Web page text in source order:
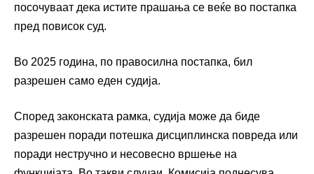
посочуваат дека истите прашања се веќе во постапка
пред повисок суд.
Во 2025 година, по правосилна постапка, бил
разрешен само еден судија.
Според законската рамка, судија може да биде
разрешен поради потешка дисциплинска повреда или
поради нестручно и несовесно вршење на